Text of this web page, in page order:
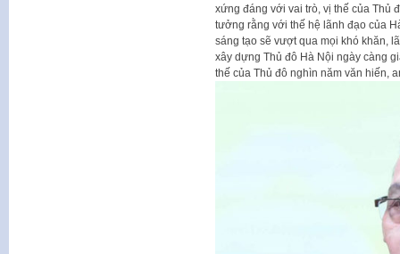
xứng đáng với vai trò, vị thế của Thủ
tưởng rằng với thế hệ lãnh đạo của
sáng tạo sẽ vượt qua mọi khó khăn,
xây dựng Thủ đô Hà Nội ngày càng
thế của Thủ đô nghìn năm văn hiến,